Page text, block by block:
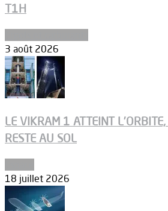
T1H
3 août 2026
LE VIKRAM 1 ATTEINT
RESTE AU SOL
18 juillet 2026